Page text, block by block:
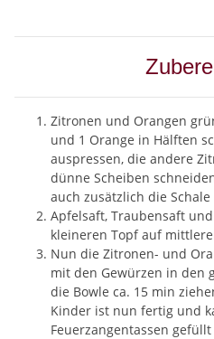
Zitronen und Orangen
und 1 Orange in Hälften
auspressen, die andere
dünne Scheiben
auch zusätzlich die
Apfelsaft, Traubensaft
kleineren Topf auf
Nun die Zitronen- und
mit den Gewürzen in den
die Bowle ca. 15 min
Kinder ist nun fertig und
Feuerzangentassen